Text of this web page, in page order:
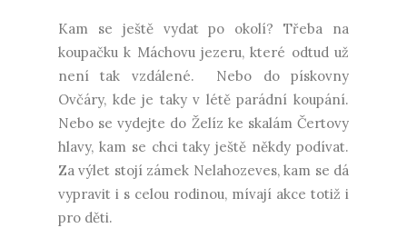
Kam se ještě vydat po okolí? Třeba na
koupačku k Máchovu jezeru, které odtud už
není tak vzdálené. Nebo do pískovny
Ovčáry, kde je taky v létě parádní koupání.
Nebo se vydejte do Želíz ke skalám Čertovy
hlavy, kam se chci taky ještě někdy podívat.
Za výlet stojí zámek Nelahozeves, kam se dá
vypravit i s celou rodinou, mívají akce totiž i
pro děti.